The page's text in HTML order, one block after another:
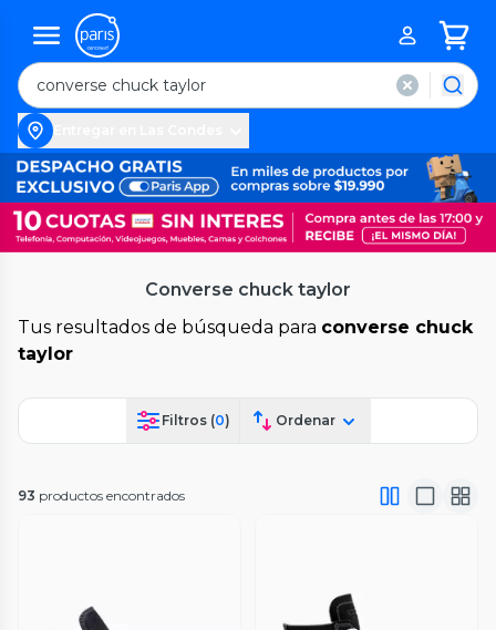
Converse chuck taylor
Tus resultados de búsqueda para converse chuck
taylor
Filtros (0) Ordenar
93 productos encontrados